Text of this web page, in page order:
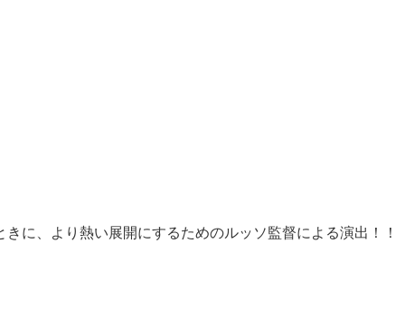
に、より熱い展開にするためのルッソ監督による演出！！